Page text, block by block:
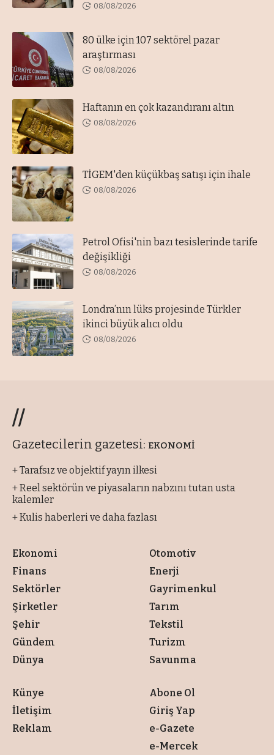
08/08/2026
80 ülke için 107 sektörel pazar
araştırması
08/08/2026
Haftanın en çok kazandıranı altın
08/08/2026
TİGEM'den küçükbaş satışı için ihale
08/08/2026
Petrol Ofisi'nin bazı tesislerinde tarife
değişikliği
08/08/2026
Londra’nın lüks projesinde Türkler
ikinci büyük alıcı oldu
08/08/2026
//
Gazetecilerin gazetesi: EKONOMİ
+ Tarafsız ve objektif yayın ilkesi
+ Reel sektörün ve piyasaların nabzını tutan usta
kalemler
+ Kulis haberleri ve daha fazlası
Ekonomi
Finans
Sektörler
Şirketler
Şehir
Gündem
Dünya
Otomotiv
Enerji
Gayrimenkul
Tarım
Tekstil
Turizm
Savunma
Künye
İletişim
Reklam
Abone Ol
Giriş Yap
e-Gazete
e-Mercek